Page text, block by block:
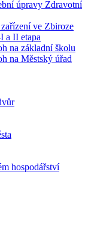
úpravy Zdravotní
ve Zbiroze
a II etapa
na základní školu
na Městský úřad
hospodářství